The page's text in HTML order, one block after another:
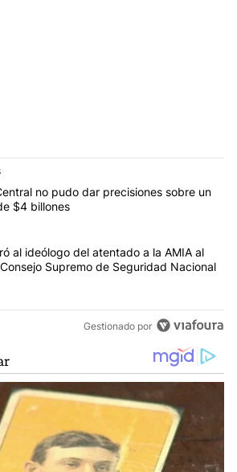
artículos con más comentarios en los
con el título "El Banco Central no pudo
no pudo dar precisiones sobre un
$4 billones
con el título "Irán nombró al ideólogo
al ideólogo del atentado a la AMIA al
Supremo de Seguridad Nacional
Gestionado por